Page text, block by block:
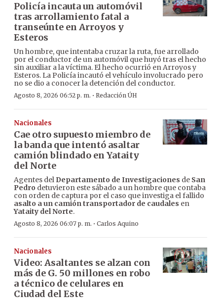
Policía incauta un automóvil
tras arrollamiento fatal a
transeúnte en Arroyos y
Esteros
Un hombre, que intentaba cruzar la ruta, fue arrollado
por el conductor de un automóvil que huyó tras el hecho
sin auxiliar a la víctima. El hecho ocurrió en Arroyos y
Esteros. La Policía incautó el vehículo involucrado pero
no se dio a conocer la detención del conductor.
Agosto 8, 2026 06:52 p. m. · Redacción ÚH
Nacionales
Cae otro supuesto miembro de
la banda que intentó asaltar
camión blindado en Yataity
del Norte
Agentes del Departamento de Investigaciones de San
Pedro detuvieron este sábado a un hombre que contaba
con orden de captura por el caso que investiga el fallido
asalto a un camión transportador de caudales en
Yataity del Norte.
Agosto 8, 2026 06:07 p. m. · Carlos Aquino
Nacionales
Video: Asaltantes se alzan con
más de G. 50 millones en robo
a técnico de celulares en
Ciudad del Este